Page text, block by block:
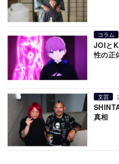
コラム
JOIと
性の正
文芸
真相